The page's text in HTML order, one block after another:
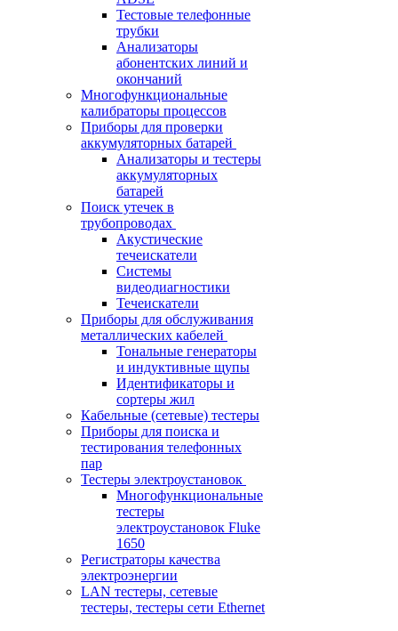
Тестовые телефонные
трубки
Анализаторы
абонентских линий и
окончаний
Многофункциональные
калибраторы процессов
Приборы для проверки
аккумуляторных батарей
Анализаторы и тестеры
аккумуляторных
батарей
Поиск утечек в
трубопроводах
Акустические
течеискатели
Системы
видеодиагностики
Течеискатели
Приборы для обслуживания
металлических кабелей
Тональные генераторы
и индуктивные щупы
Идентификаторы и
сортеры жил
Кабельные (сетевые) тестеры
Приборы для поиска и
тестирования телефонных
пар
Тестеры электроустановок
Многофункциональные
тестеры
электроустановок Fluke
1650
Регистраторы качества
электроэнергии
LAN тестеры, сетевые
тестеры, тестеры сети Ethernet